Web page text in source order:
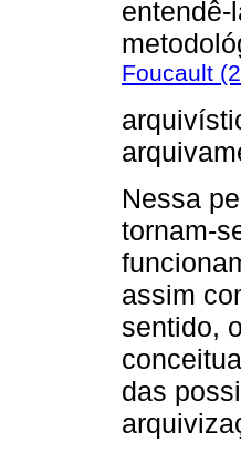
entendê-
Foucault
Nessa
tornam-
assim
sentido,
das